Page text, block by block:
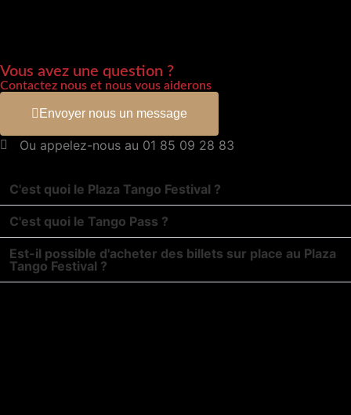
Vous avez une question ?
Contactez nous et nous vous aiderons
Envoyer nous un message
Ou appelez-nous au 01 85 09 28 83
C'est quoi le Plaza Tango Festival ?
C'est quoi le Tango Pass ?
Est-il possible d'acheter des billets sur place au Plaza
Tango Festival ?